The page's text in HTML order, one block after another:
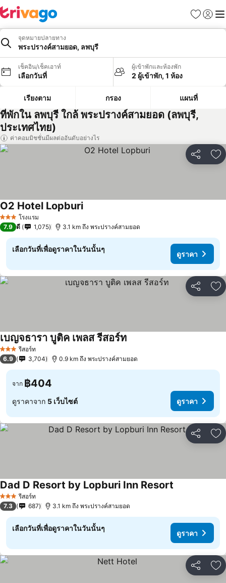
รายการโป
เข้าสู่ร
เมนู
จุดหมายปลายทาง
พระปรางค์สามยอด, ลพบุรี
เช็คอิน/เช็คเอาท์
เลือกวันที่
ผู้เข้าพักและห้องพัก
2 ผู้เข้าพัก, 1 ห้อง
เรียงตาม กรอง แผนที่
ที่พักใน ลพบุรี ใกล้ พระปรางค์สามยอด (ลพบุรี,
ประเทศไทย)
ค่าคอมมิชชั่นมีผลต่ออันดับอย่างไร
แชร์ เ
3 ดาว โรงแรม
O2 Hotel Lopburi
7.9 ดี 1,075 3.1 km ถึง พระปรางค์สามยอด
เลือกวันที่เพื่อดูราคาในวันนั้นๆ
ดูราคา
แชร์ เ
3 ดาว รีสอร์ท
เบญจธารา บูติค เพลส รีสอร์ท
6.9 3,704 0.9 km ถึง พระปรางค์สามยอด
จาก ฿404
ดูราคาจาก 5 เว็บไซต์ ดูราคา
แชร์ เ
3 ดาว รีสอร์ท
Dad D Resort by Lopburi Inn Resort
7.3 687 3.1 km ถึง พระปรางค์สามยอด
เลือกวันที่เพื่อดูราคาในวันนั้นๆ
ดูราคา
แชร์ เ